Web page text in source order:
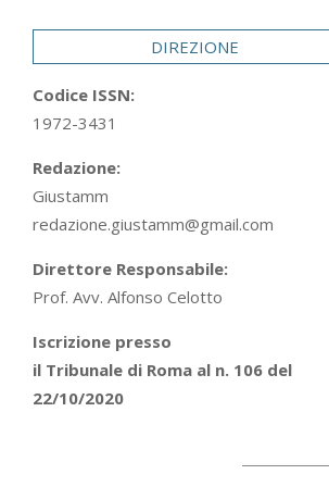
DIREZIONE
Codice ISSN:
1972-3431
Redazione:
Giustamm
redazione.giustamm@gmail.com
Direttore Responsabile:
Prof. Avv. Alfonso Celotto
Iscrizione presso
il Tribunale di Roma al n. 106 del
22/10/2020